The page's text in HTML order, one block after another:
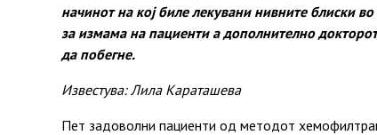
начинот на кој биле лекувани нивните блиски
за измама на пациенти а дополнително
да побегне.
Известува: Лила Караташева
Пет задоволни пациенти од методот